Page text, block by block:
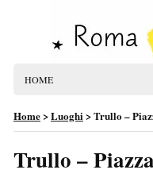
HOME
Home>Luoghi>Trullo –
Trullo –